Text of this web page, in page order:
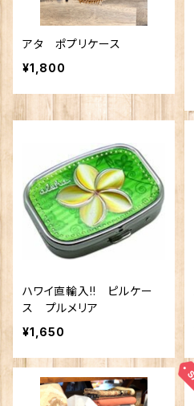
アタ ポプリケース
¥1,800
ハワイ直輸入!! ピルケー
ス プルメリア
¥1,650